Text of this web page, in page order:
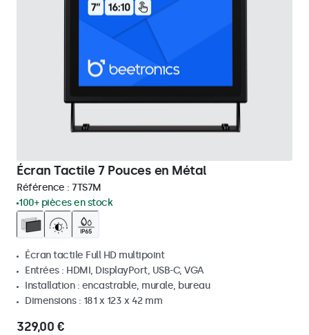
Écran Tactile 7 Pouces en Métal
Référence : 7TS7M
100+ pièces en stock
Écran tactile Full HD multipoint
Entrées : HDMI, DisplayPort, USB-C, VGA
Installation : encastrable, murale, bureau
Dimensions : 181 x 123 x 42 mm
329,00 €